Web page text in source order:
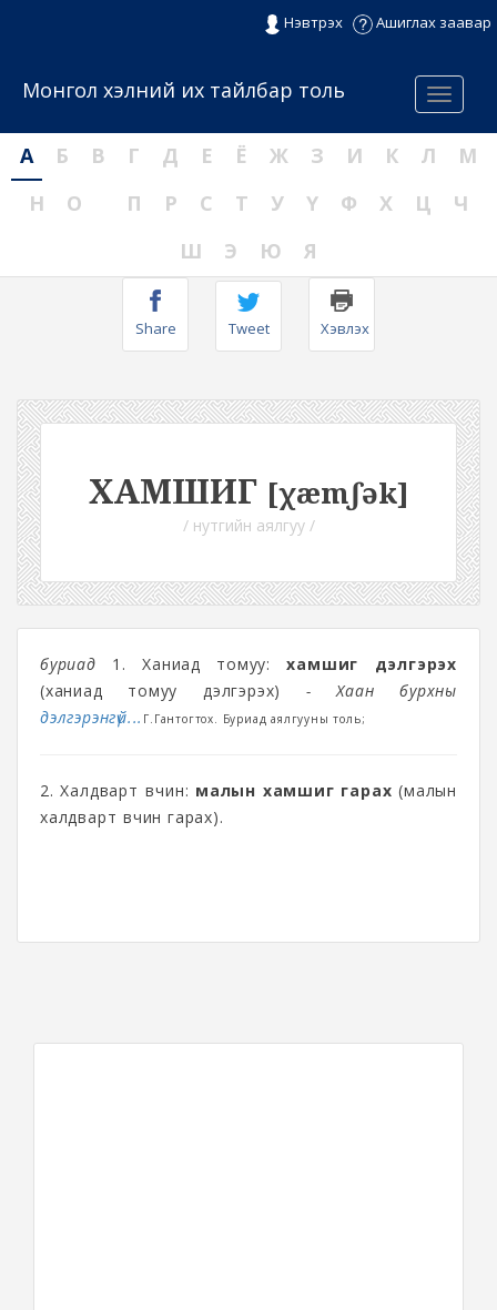
Нэвтрэх Ашиглах заавар
Menu
Монгол хэлний их тайлбар толь
А Б В Г Д Е Ё Ж З И К Л
М
Н
О П Р С Т У Ү Ф Х Ц
Ч
Ш
Э Ю Я
Share Tweet Хэвлэх
ХАМШИГ [χæmʃək]
/ нутгийн аялгуу /
буриад 1. Ханиад томуу:хамшиг дэлгэрэх
(ханиад томуу дэлгэрэх) - Хаан бурхны
дэлгэрэнгүй... Г.Гантогтох. Буриад аялгууны толь;
2. Халдварт өвчин: малын хамшиг гарах (малын
халдварт өвчин гарах).